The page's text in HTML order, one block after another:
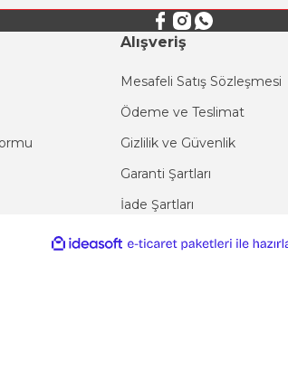
Alışveriş
Mesafeli Satış Sözleşmesi
Ödeme ve Teslimat
Gizlilik ve Güvenlik
Garanti Şartları
İade Şartları
ideasoft
e-